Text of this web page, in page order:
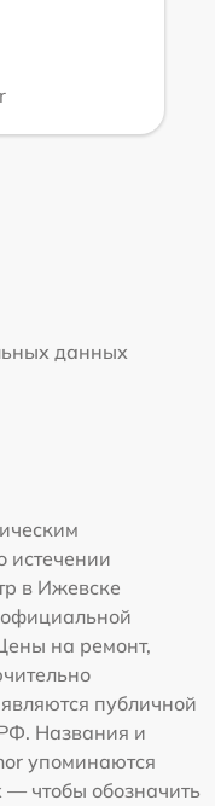
данных
истечении
в Ижевске
официальной
на ремонт,
публичной
Названия и
упоминаются
чтобы обозначить